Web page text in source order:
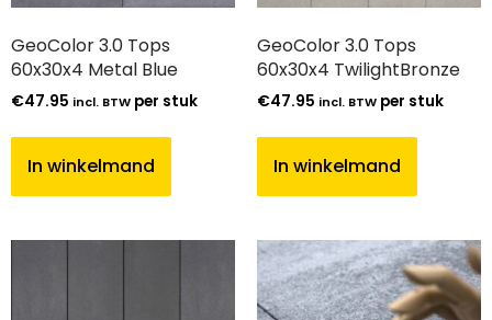
GeoColor 3.0 Tops
60x30x4 Metal Blue
€47.95 incl. BTW per stuk
In winkelmand
GeoColor 3.0 Tops
60x30x4 TwilightBronze
€47.95 incl. BTW per stuk
In winkelmand